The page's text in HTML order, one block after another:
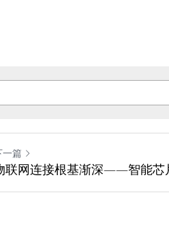
一篇
联网连接根基渐深——智能芯